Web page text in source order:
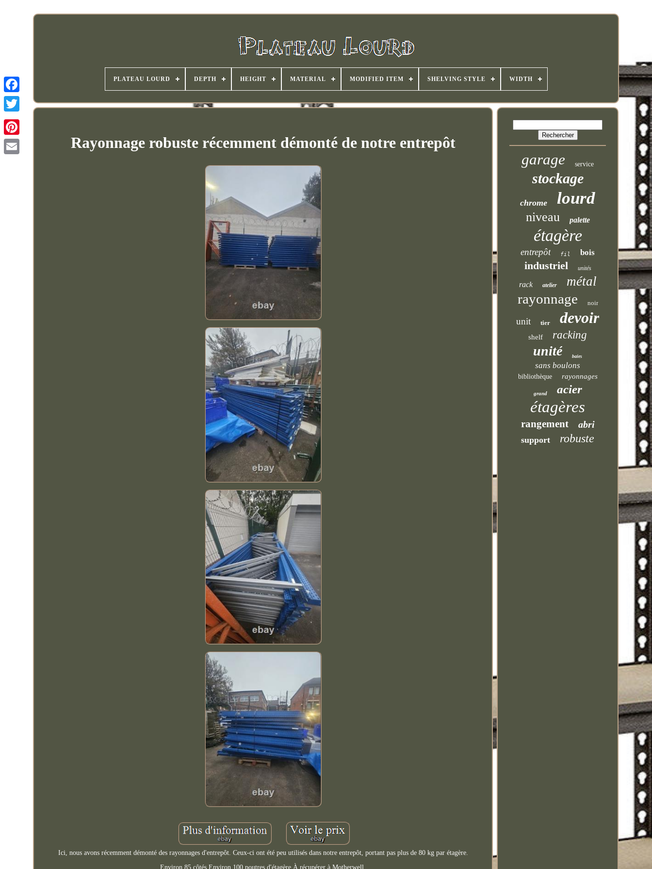
PLATEAU LOURD DEPTH HEIGHT MATERIAL MODIFIED ITEM SHELVING STYLE WIDTH
Rayonnage robuste récemment démonté de notre entrepôt
Ici, nous avons récemment démonté des rayonnages d'entrepôt. Ceux-ci ont été peu utilisés dans notre entrepôt, portant pas plus de 80 kg par étagère.
Environ 85 côtés Environ 100 poutres d'étagère À récupérer à Motherwell.
garage service
stockage
chrome lourd
niveau palette
étagère
entrepôt fil bois
industriel unités
rack atelier métal
rayonnage noir
unit tier devoir
shelf racking
unité baies
sans boulons
bibliothèque rayonnages
grand acier
étagères
rangement abri
support robuste